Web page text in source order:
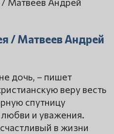
/ Матвеев Андрей
дочь, – пишет
веру весть
спутницу
и уважения.
в жизни